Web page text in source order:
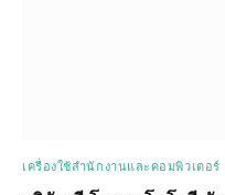
เครื่องใช้สำนักงานและคอมพิวเตอร์